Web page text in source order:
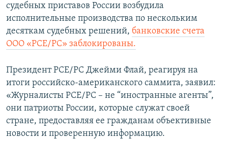
судебных приставов России возбудила
исполнительные производства по нескольким
десяткам судебных решений, банковские счета
ООО «РСЕ/РС» заблокированы.
Президент РСЕ/РС Джейми Флай, реагируя на
итоги российско-американского саммита, заявил:
«Журналисты РСЕ/РС – не “иностранные агенты”,
они патриоты России, которые служат своей
стране, предоставляя ее гражданам объективные
новости и проверенную информацию.